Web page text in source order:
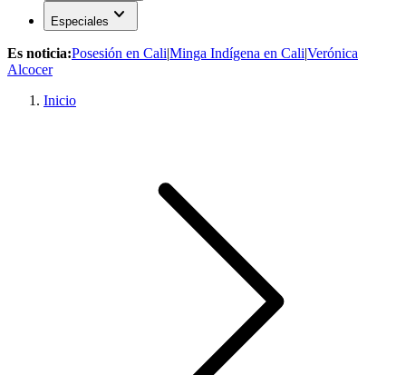
Especiales expand_more
Es noticia:Posesión en Cali|Minga Indígena en Cali|Verónica
Alcocer
Inicio